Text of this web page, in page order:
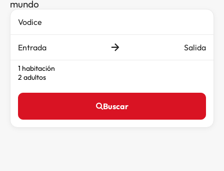
mundo
Entrada Salida
1 habitación
2 adultos
Buscar